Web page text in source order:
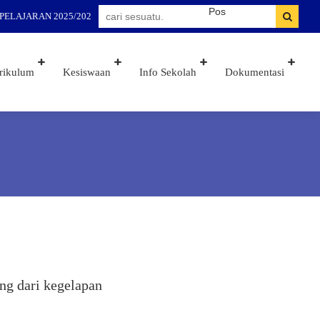
2025/2026
Kesiswaan Info Sekolah Dokumentasi
dari kegelapan